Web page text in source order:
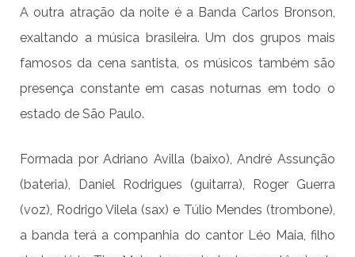
A outra atração da noite é a Banda Carlos Bronson,
exaltando a música brasileira. Um dos grupos mais
famosos da cena santista, os músicos também são
presença constante em casas noturnas em todo o
estado de São Paulo.
Formada por Adriano Avilla (baixo), André Assunção
(bateria), Daniel Rodrigues (guitarra), Roger Guerra
(voz), Rodrigo Vilela (sax) e Túlio Mendes (trombone),
a banda terá a companhia do cantor Léo Maia, filho